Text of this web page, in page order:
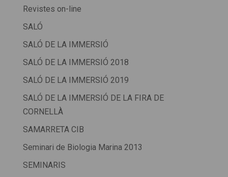
Revistes on-line
SALÓ
SALÓ DE LA IMMERSIÓ
SALÓ DE LA IMMERSIÓ 2018
SALÓ DE LA IMMERSIÓ 2019
SALÓ DE LA IMMERSIÓ DE LA FIRA DE
CORNELLÀ
SAMARRETA CIB
Seminari de Biologia Marina 2013
SEMINARIS